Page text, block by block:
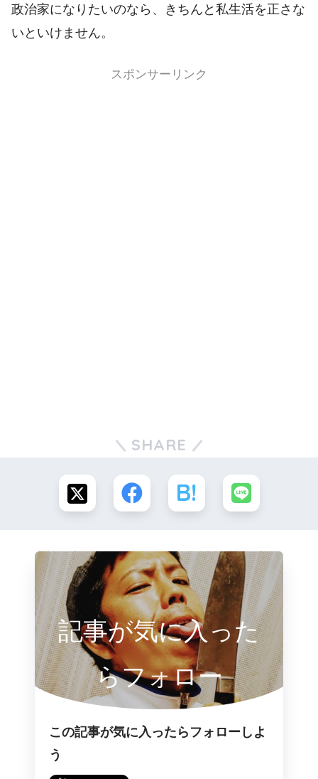
政治家になりたいのなら、きちんと私生活を正さな
いといけません。
スポンサーリンク
SHARE
記事が気に入った
らフォロー
この記事が気に入ったらフォローしよ
う